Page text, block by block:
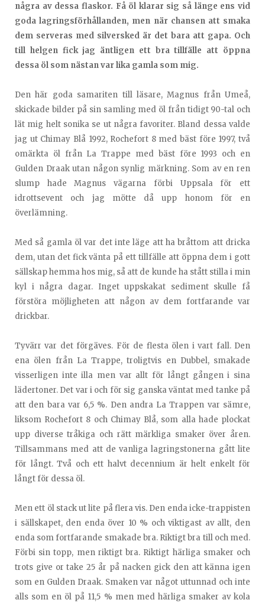
några av dessa flaskor. Få öl klarar sig så länge ens vid
goda lagringsförhållanden, men när chansen att smaka
dem serveras med silversked är det bara att gapa. Och
till helgen fick jag äntligen ett bra tillfälle att öppna
dessa öl som nästan var lika gamla som mig.
Den här goda samariten till läsare, Magnus från Umeå,
skickade bilder på sin samling med öl från tidigt 90-tal och
lät mig helt sonika se ut några favoriter. Bland dessa valde
jag ut Chimay Blå 1992, Rochefort 8 med bäst före 1997, två
omärkta öl från La Trappe med bäst före 1993 och en
Gulden Draak utan någon synlig märkning. Som av en ren
slump hade Magnus vägarna förbi Uppsala för ett
idrottsevent och jag mötte då upp honom för en
överlämning.
Med så gamla öl var det inte läge att ha bråttom att dricka
dem, utan det fick vänta på ett tillfälle att öppna dem i gott
sällskap hemma hos mig, så att de kunde ha stått stilla i min
kyl i några dagar. Inget uppskakat sediment skulle få
förstöra möjligheten att någon av dem fortfarande var
drickbar.
Tyvärr var det förgäves. För de flesta ölen i vart fall. Den
ena ölen från La Trappe, troligtvis en Dubbel, smakade
visserligen inte illa men var allt för långt gången i sina
lädertoner. Det var i och för sig ganska väntat med tanke på
att den bara var 6,5 %. Den andra La Trappen var sämre,
liksom Rochefort 8 och Chimay Blå, som alla hade plockat
upp diverse tråkiga och rätt märkliga smaker över åren.
Tillsammans med att de vanliga lagringstonerna gått lite
för långt. Två och ett halvt decennium är helt enkelt för
långt för dessa öl.
Men ett öl stack ut lite på flera vis. Den enda icke-trappisten
i sällskapet, den enda över 10 % och viktigast av allt, den
enda som fortfarande smakade bra. Riktigt bra till och med.
Förbi sin topp, men riktigt bra. Riktigt härliga smaker och
trots give or take 25 år på nacken gick den att känna igen
som en Gulden Draak. Smaken var något uttunnad och inte
alls som en öl på 11,5 % men med härliga smaker av kola